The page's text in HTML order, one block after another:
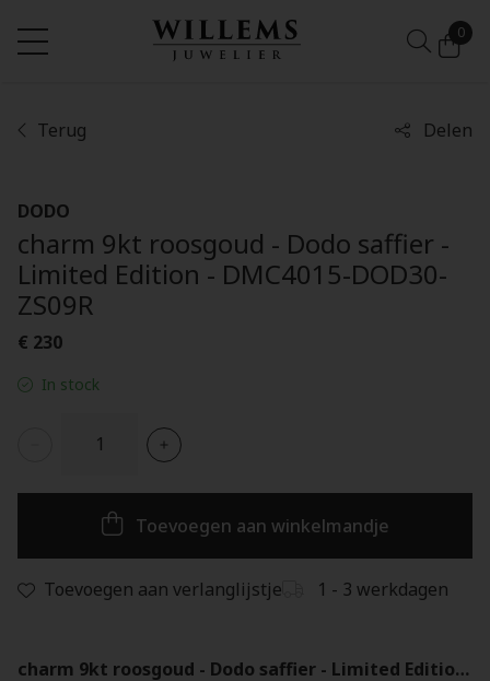
0
Terug Delen
DODO
charm 9kt roosgoud - Dodo saffier -
Limited Edition - DMC4015-DOD30-
ZS09R
€ 230
In stock
Toevoegen aan winkelmandje
Toevoegen aan verlanglijstje 1 - 3 werkdagen
charm 9kt roosgoud - Dodo saffier - Limited Edition - DMC4015-DOD30-ZS09R